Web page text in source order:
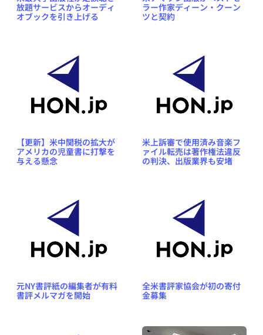
放題サービスからオーディ
オブックを引き上げる
ラー作家ディーン・クーン
ツと契約
【更新】米中関税の拡大が
アメリカの児童書に打撃を
与える懸念
米上訴審で使用済み音楽フ
ァイル転売は著作権法違反
の判決、出版業界も安堵
元NY書評紙の編集者が有料
書評メルマガを開始
全米書評家協会が初の寄付
金募集